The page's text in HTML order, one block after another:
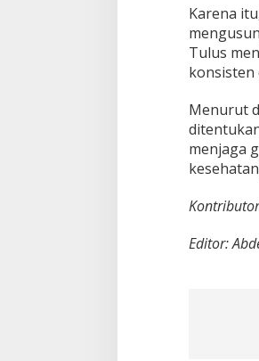
Karena
Tulus
konsisten
Menurut
menjaga
Editor: